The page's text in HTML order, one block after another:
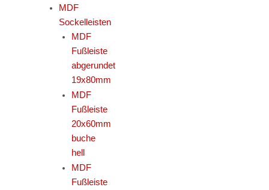
MDF
Sockelleisten
MDF
Fußleiste
abgerundet
19x80mm
MDF
Fußleiste
20x60mm
buche
hell
MDF
Fußleiste